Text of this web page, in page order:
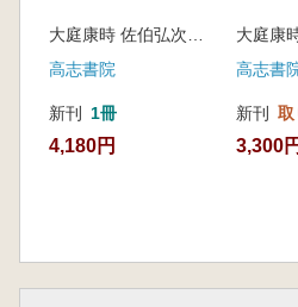
大庭康時 佐伯弘次 坪根伸也 編
高志書院
新刊 1冊
4,180円
高志書
新刊 取
3,300円